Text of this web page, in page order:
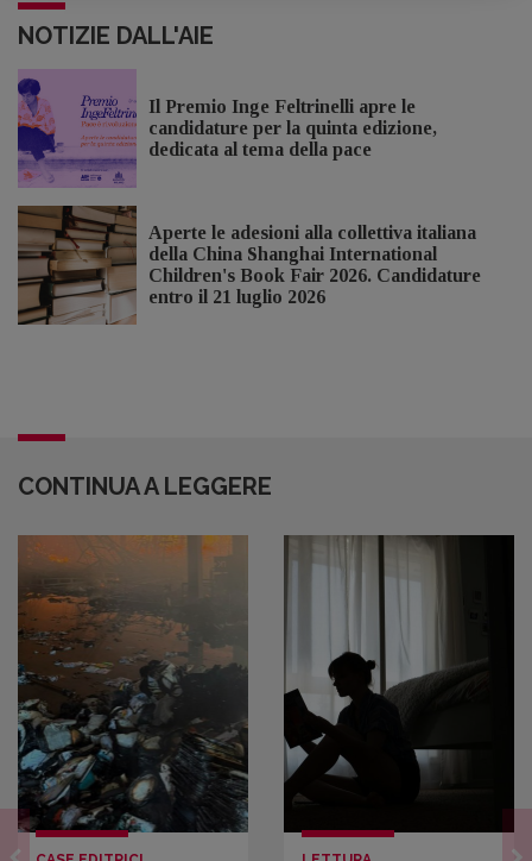
NOTIZIE DALL'AIE
Il Premio Inge Feltrinelli apre le
candidature per la quinta edizione,
dedicata al tema della pace
Aperte le adesioni alla collettiva italiana
della China Shanghai International
Children's Book Fair 2026. Candidature
entro il 21 luglio 2026
CONTINUA A LEGGERE